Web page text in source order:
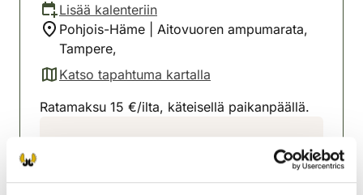
Lisää kalenteriin
Pohjois-Häme | Aitovuoren ampumarata,
Tampere,
Katso tapahtuma kartalla
(avautuu uuteen välilehteen)
Ratamaksu 15 €/ilta, käteisellä paikanpäällä.
tampere@rhy.riista.fi